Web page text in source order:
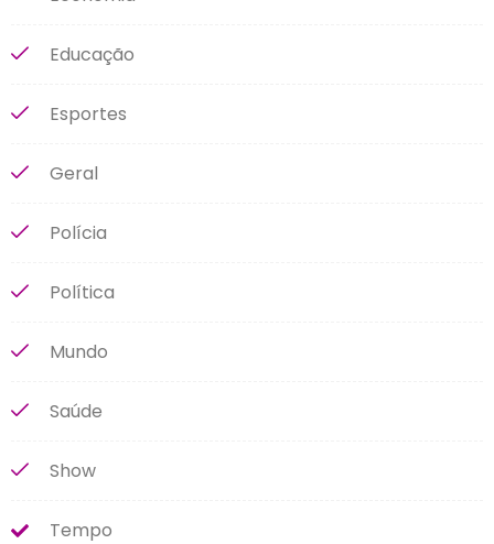
Educação
Esportes
Geral
Polícia
Política
Mundo
Saúde
Show
Tempo